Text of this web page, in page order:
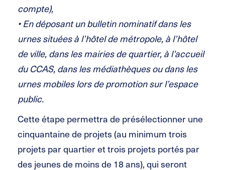
compte),
• En déposant un bulletin nominatif dans les
urnes situées à l’hôtel de métropole, à l’hôtel
de ville, dans les mairies de quartier, à l’accueil
du CCAS, dans les médiathèques ou dans les
urnes mobiles lors de promotion sur l’espace
public.
Cette étape permettra de présélectionner une
cinquantaine de projets (au minimum trois
projets par quartier et trois projets portés par
des jeunes de moins de 18 ans), qui seront